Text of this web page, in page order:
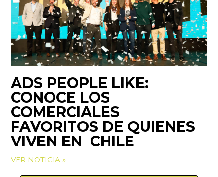
ADS PEOPLE LIKE:
CONOCE LOS
COMERCIALES
FAVORITOS DE QUIENES
VIVEN EN CHILE
VER NOTICIA »